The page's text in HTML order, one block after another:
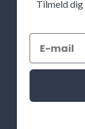
Tilmeld dig